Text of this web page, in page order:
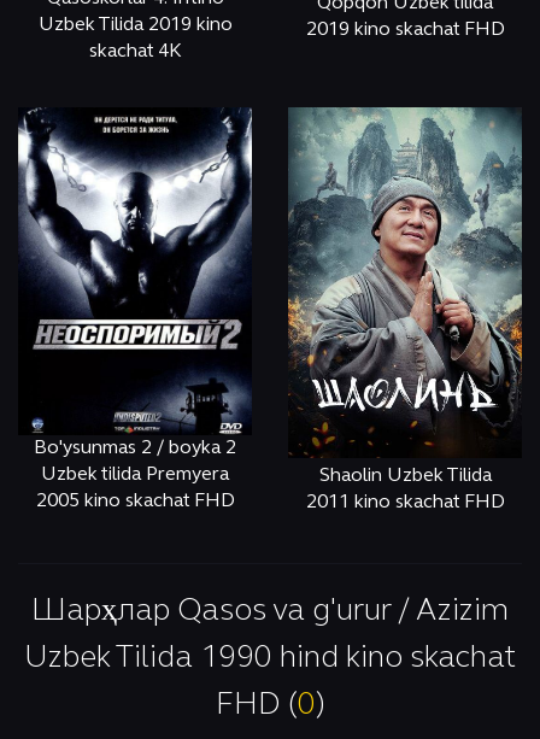
Uzbek Tilida 2019 kino
skachat 4K
Qopqon Uzbek tilida
2019 kino skachat FHD
Bo'ysunmas 2 / boyka 2
Uzbek tilida Premyera
2005 kino skachat FHD
Shaolin Uzbek Tilida
2011 kino skachat FHD
Шарҳлар Qasos va g'urur / Azizim
Uzbek Tilida 1990 hind kino skachat
FHD (0 )